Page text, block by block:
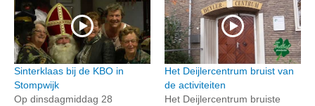
Sinterklaas bij de KBO in
Stompwijk
Op dinsdagmiddag 28
Het Deijlercentrum bruist van
de activiteiten
Het Deijlercentrum bruiste